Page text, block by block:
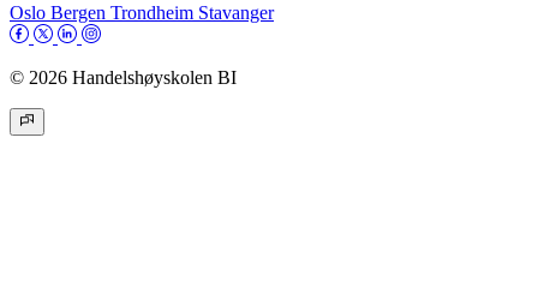
Oslo Bergen Trondheim Stavanger
© 2026 Handelshøyskolen BI